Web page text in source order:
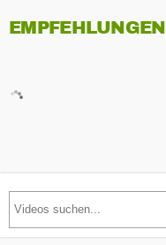
EMPFEHLUNGEN